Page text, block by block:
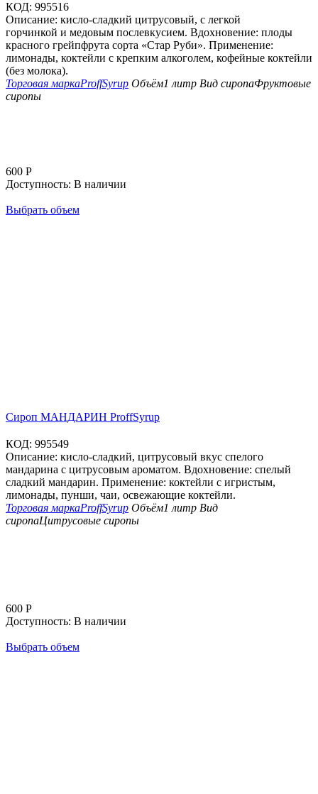
КОД: 995516
Описание: кисло-сладкий цитрусовый, с легкой
горчинкой и медовым послевкусием. Вдохновение: плоды
красного грейпфрута сорта «Стар Руби». Применение:
лимонады, коктейли с крепким алкоголем, кофейные коктейли
(без молока).
Торговая маркаProffSyrup Объём1 литр Вид сиропаФруктовые
сиропы
600 Р
Доступность: В наличии
Выбрать объем
Сироп МАНДАРИН ProffSyrup
КОД: 995549
Описание: кисло-сладкий, цитрусовый вкус спелого
мандарина с цитрусовым ароматом. Вдохновение: спелый
сладкий мандарин. Применение: коктейли с игристым,
лимонады, пунши, чаи, освежающие коктейли.
Торговая маркаProffSyrup Объём1 литр Вид
сиропаЦитрусовые сиропы
600 Р
Доступность: В наличии
Выбрать объем